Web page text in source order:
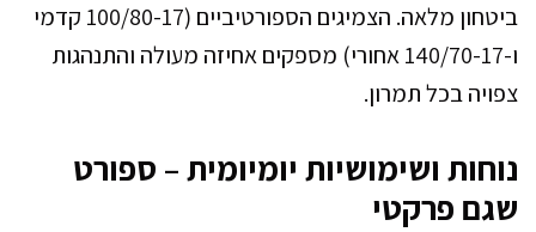
ביטחון מלאה. הצמיגים הספורטיביים (100/80-17 קדמי
ו-140/70-17 אחורי) מספקים אחיזה מעולה והתנהגות
צפויה בכל תמרון.
נוחות ושימושיות יומיומית – ספורט
שגם פרקטי